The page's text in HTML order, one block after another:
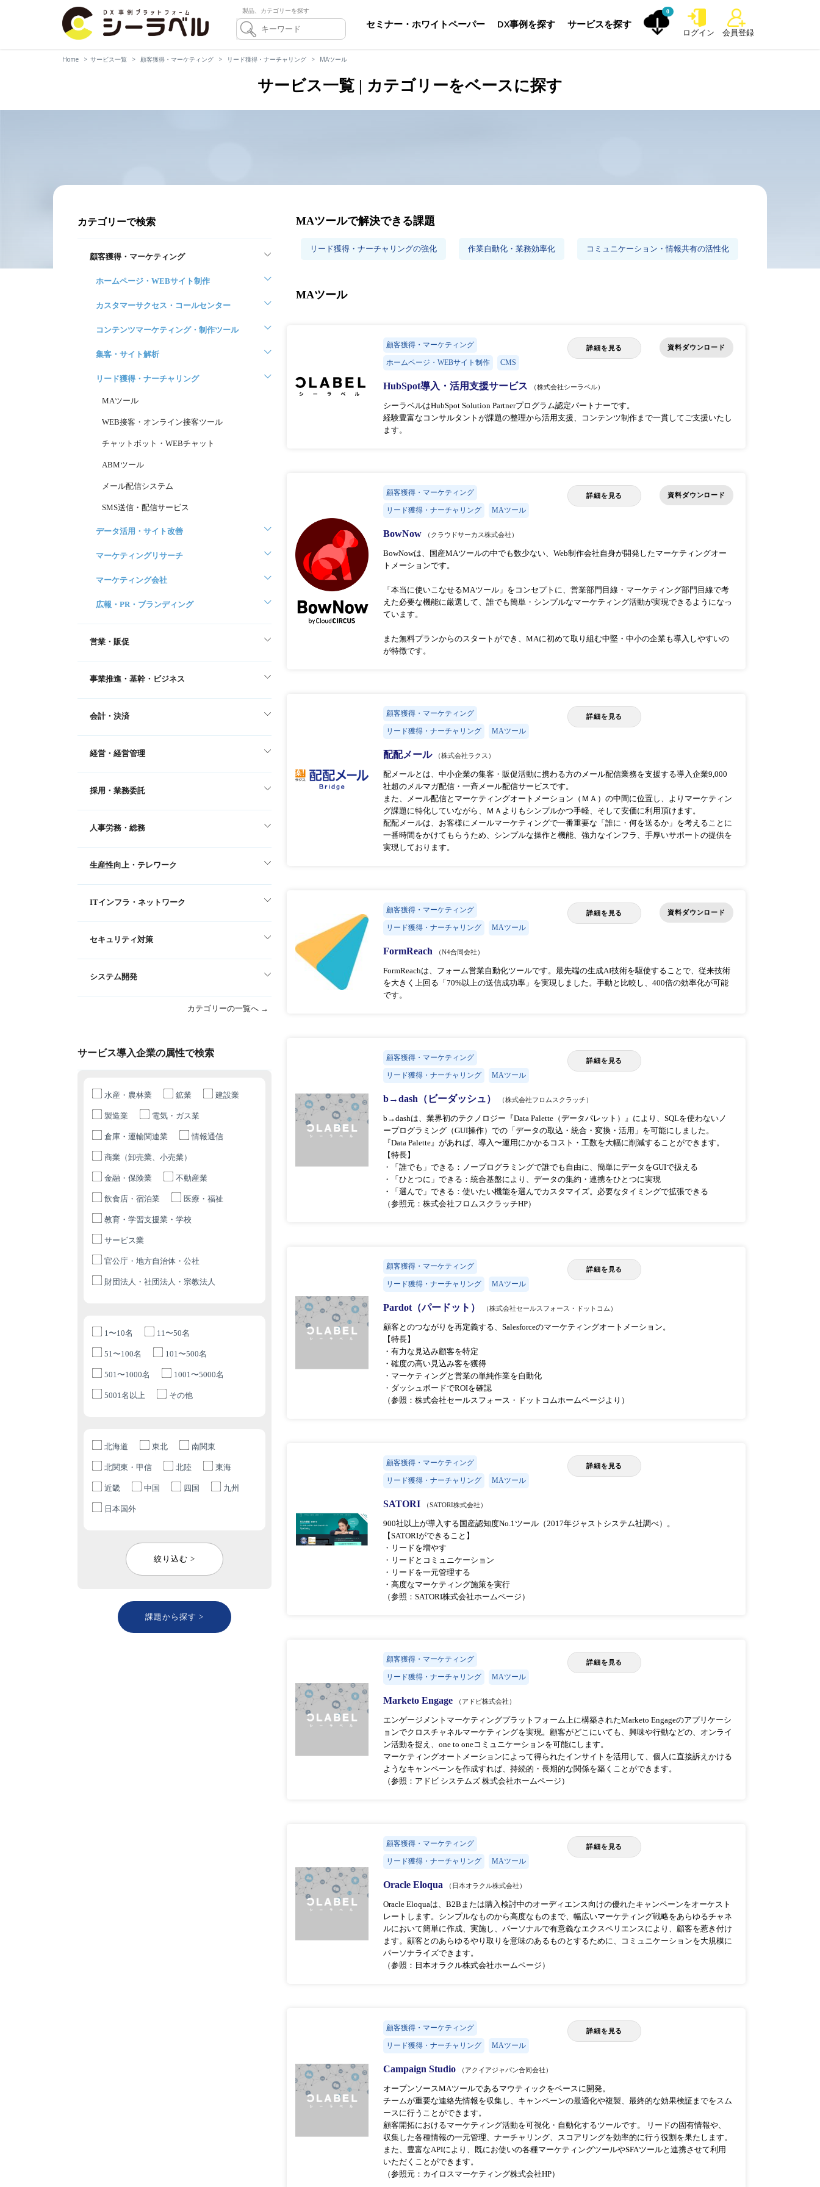
製品、カテゴリーを探す
セミナー・ホワイトペーパー DX事例を探す サービスを探す
0
ログイン 会員登録
Home サービス一覧 顧客獲得・マーケティング リード獲得・ナーチャリング MAツール
サービス一覧 | カテゴリーをベースに探す
カテゴリーで検索
顧客獲得・マーケティング
ホームページ・WEBサイト制作
カスタマーサクセス・コールセンター
コンテンツマーケティング・制作ツール
集客・サイト解析
リード獲得・ナーチャリング
MAツール
WEB接客・オンライン接客ツール
チャットボット・WEBチャット
ABMツール
メール配信システム
SMS送信・配信サービス
データ活用・サイト改善
マーケティングリサーチ
マーケティング会社
広報・PR・ブランディング
営業・販促
事業推進・基幹・ビジネス
会計・決済
経営・経営管理
採用・業務委託
人事労務・総務
生産性向上・テレワーク
ITインフラ・ネットワーク
セキュリティ対策
システム開発
カテゴリーの一覧へ →
サービス導入企業の属性で検索
水産・農林業 鉱業 建設業
製造業 電気・ガス業
倉庫・運輸関連業 情報通信
商業（卸売業、小売業）
金融・保険業 不動産業
飲食店・宿泊業 医療・福祉
教育・学習支援業・学校
サービス業
官公庁・地方自治体・公社
財団法人・社団法人・宗教法人
1〜10名 11〜50名
51〜100名 101〜500名
501〜1000名 1001〜5000名
5001名以上 その他
北海道 東北 南関東
北関東・甲信 北陸 東海
近畿 中国 四国 九州
日本国外
絞り込む >
課題から探す >
MAツールで解決できる課題
リード獲得・ナーチャリングの強化 作業自動化・業務効率化 コミュニケーション・情報共有の活性化
MAツール
顧客獲得・マーケティング
ホームページ・WEBサイト制作 CMS
詳細を見る 資料ダウンロード
HubSpot導入・活用支援サービス （株式会社シーラベル）
シーラベルはHubSpot Solution Partnerプログラム認定パートナーです。
経験豊富なコンサルタントが課題の整理から活用支援、コンテンツ制作まで一貫してご支援いたし
ます。
顧客獲得・マーケティング
リード獲得・ナーチャリング MAツール
詳細を見る 資料ダウンロード
BowNow （クラウドサーカス株式会社）
BowNowは、国産MAツールの中でも数少ない、Web制作会社自身が開発したマーケティングオー
トメーションです。
「本当に使いこなせるMAツール」をコンセプトに、営業部門目線・マーケティング部門目線で考
えた必要な機能に厳選して、誰でも簡単・シンプルなマーケティング活動が実現できるようになっ
ています。
また無料プランからのスタートができ、MAに初めて取り組む中堅・中小の企業も導入しやすいの
が特徴です。
顧客獲得・マーケティング
リード獲得・ナーチャリング MAツール
詳細を見る
配配メール （株式会社ラクス）
配メールとは、中小企業の集客・販促活動に携わる方のメール配信業務を支援する導入企業9,000
社超のメルマガ配信・一斉メール配信サービスです。
また、メール配信とマーケティングオートメーション（ＭＡ）の中間に位置し、よりマーケティン
グ課題に特化していながら、ＭＡよりもシンプルかつ手軽、そして安価に利用頂けます。
配配メールは、お客様にメールマーケティングで一番重要な「誰に・何を送るか」を考えることに
一番時間をかけてもらうため、シンプルな操作と機能、強力なインフラ、手厚いサポートの提供を
実現しております。
顧客獲得・マーケティング
リード獲得・ナーチャリング MAツール
詳細を見る 資料ダウンロード
FormReach （N4合同会社）
FormReachは、フォーム営業自動化ツールです。最先端の生成AI技術を駆使することで、従来技術
を大きく上回る「70%以上の送信成功率」を実現しました。手動と比較し、400倍の効率化が可能
です。
顧客獲得・マーケティング
リード獲得・ナーチャリング MAツール
詳細を見る
b→dash（ビーダッシュ） （株式会社フロムスクラッチ）
b→dashは、業界初のテクノロジー『Data Palette（データパレット）』により、SQLを使わないノ
ープログラミング（GUI操作）での「データの取込・統合・変換・活用」を可能にしました。
『Data Palette』があれば、導入〜運用にかかるコスト・工数を大幅に削減することができます。
【特長】
・「誰でも」できる：ノープログラミングで誰でも自由に、簡単にデータをGUIで扱える
・「ひとつに」できる：統合基盤により、データの集約・連携をひとつに実現
・「選んで」できる：使いたい機能を選んでカスタマイズ。必要なタイミングで拡張できる
（参照元：株式会社フロムスクラッチHP）
顧客獲得・マーケティング
リード獲得・ナーチャリング MAツール
詳細を見る
Pardot（パードット） （株式会社セールスフォース・ドットコム）
顧客とのつながりを再定義する、Salesforceのマーケティングオートメーション。
【特長】
・有力な見込み顧客を特定
・確度の高い見込み客を獲得
・マーケティングと営業の単純作業を自動化
・ダッシュボードでROIを確認
（参照：株式会社セールスフォース・ドットコムホームページより）
顧客獲得・マーケティング
リード獲得・ナーチャリング MAツール
詳細を見る
SATORI （SATORI株式会社）
900社以上が導入する国産認知度No.1ツール（2017年ジャストシステム社調べ）。
【SATORIができること】
・リードを増やす
・リードとコミュニケーション
・リードを一元管理する
・高度なマーケティング施策を実行
（参照：SATORI株式会社ホームページ）
顧客獲得・マーケティング
リード獲得・ナーチャリング MAツール
詳細を見る
Marketo Engage （アドビ株式会社）
エンゲージメントマーケティングプラットフォーム上に構築されたMarketo Engageのアプリケーシ
ョンでクロスチャネルマーケティングを実現。顧客がどこにいても、興味や行動などの、オンライ
ン活動を捉え、one to oneコミュニケーションを可能にします。
マーケティングオートメーションによって得られたインサイトを活用して、個人に直接訴えかける
ようなキャンペーンを作成すれば、持続的・長期的な関係を築くことができます。
（参照：アドビ システムズ 株式会社ホームページ）
顧客獲得・マーケティング
リード獲得・ナーチャリング MAツール
詳細を見る
Oracle Eloqua （日本オラクル株式会社）
Oracle Eloquaは、B2Bまたは購入検討中のオーディエンス向けの優れたキャンペーンをオーケスト
レートします。シンプルなものから高度なものまで、幅広いマーケティング戦略をあらゆるチャネ
ルにおいて簡単に作成、実施し、パーソナルで有意義なエクスペリエンスにより、顧客を惹き付け
ます。顧客とのあらゆるやり取りを意味のあるものとするために、コミュニケーションを大規模に
パーソナライズできます。
（参照：日本オラクル株式会社ホームページ）
顧客獲得・マーケティング
リード獲得・ナーチャリング MAツール
詳細を見る
Campaign Studio （アクイアジャパン合同会社）
オープンソースMAツールであるマウティックをベースに開発。
チームが重要な連絡先情報を収集し、キャンペーンの最適化や複製、最終的な効果検証までをスム
ースに行うことができます。
顧客開拓におけるマーケティング活動を可視化・自動化するツールです。 リードの固有情報や、
収集した各種情報の一元管理、ナーチャリング、スコアリングを効率的に行う役割を果たします。
また、豊富なAPIにより、既にお使いの各種マーケティングツールやSFAツールと連携させて利用
いただくことができます。
（参照元：カイロスマーケティング株式会社HP）